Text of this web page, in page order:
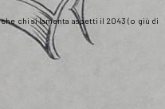
chi si lamenta aspetti il 2043 (o giù di